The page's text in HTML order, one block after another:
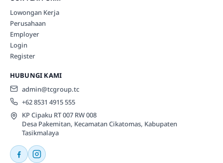
Lowongan Kerja
Perusahaan
Employer
Login
Register
HUBUNGI KAMI
admin@tcgroup.tc
+62 8531 4915 555
KP Cipaku RT 007 RW 008
Desa Pakemitan, Kecamatan Cikatomas, Kabupaten
Tasikmalaya